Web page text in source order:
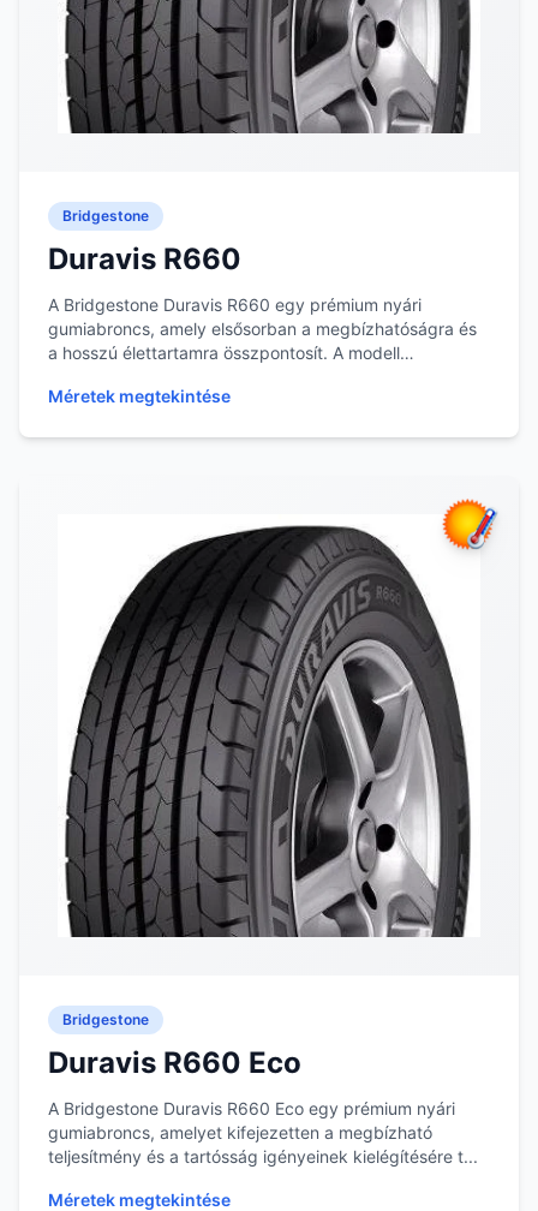
Bridgestone
Duravis R660
A Bridgestone Duravis R660 egy prémium nyári
gumiabroncs, amely elsősorban a megbízhatóságra és
a hosszú élettartamra összpontosít. A modell
Méretek megtekintése
Bridgestone
Duravis R660 Eco
A Bridgestone Duravis R660 Eco egy prémium nyári
gumiabroncs, amelyet kifejezetten a megbízható
teljesítmény és a tartósság igényeinek kielégítésére t...
Méretek megtekintése